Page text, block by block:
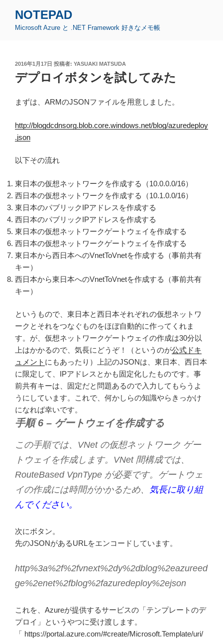
NOTEPAD
Microsoft Azure と .NET Framework 好きなメモ帳
投
稿
日:
2016年1月17日 投稿者: YASUAKI MATSUDA
デプロイボタンを試してみた
まずは、ARMのJSONファイルを用意しました。
http://blogdcdnsorg.blob.core.windows.net/blog/azuredeploy
.json
以下その流れ
東日本の仮想ネットワークを作成する（10.0.0.0/16）
西日本の仮想ネットワークを作成する（10.1.0.0/16）
東日本のパブリックIPアドレスを作成する
西日本のパブリックIPアドレスを作成する
東日本の仮想ネットワークゲートウェイを作成する
西日本の仮想ネットワークゲートウェイを作成する
東日本から西日本へのVnetToVnetを作成する（事前共有
キー）
西日本から東日本へのVnetToVnetを作成する（事前共有
キー）
というもので、東日本と西日本それぞれの仮想ネットワ
ークとそれをつなぐものをほぼ自動的に作ってくれま
す。が、仮想ネットワークゲートウェイの作成は30分以
上はかかるので、気長にどうぞ！（というのが公式ドキ
ュメント にもあったり）上記のJSONは、東日本、西日本
に限定して、IPアドレスとかも固定化したものです。事
前共有キーは、固定だと問題あるので入力してもらうよ
うにしています。これで、何かしらの知識やらきっかけ
になれば幸いです。
手順 6 – ゲートウェイを作成する
この手順では、VNet の仮想ネットワーク ゲー
トウェイを作成します。VNet 間構成では、
RouteBased VpnType が必要です。ゲートウェ
イの作成には時間がかかるため、 気長に取り組
んでください。
次にボタン。
先のJSONがあるURLをエンコードしています。
http%3a%2f%2fvnext%2dy%2dblog%2eazureed
ge%2enet%2fblog%2fazuredeploy%2ejson
これを、Azureが提供するサービスの「テンプレートのデ
プロイ」というやつに受け渡します。
「 https://portal.azure.com/#create/Microsoft.Template/uri/